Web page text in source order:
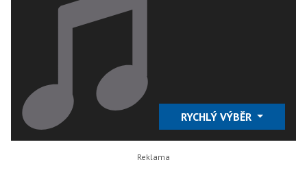
RYCHLÝ VÝBĚR